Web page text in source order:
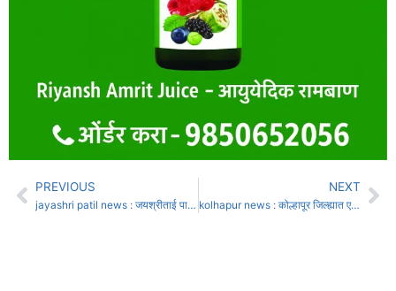
PREVIOUS
jayashri patil news : जयश्रीताई पाटील यांच्यासह कार्यकर्त्यांचा भाजपमध्ये प्रवेश
NEXT
kolhapur news : कोल्हापूर जिल्ह्यात एक खासदार, तीन आमदार वाढणार;